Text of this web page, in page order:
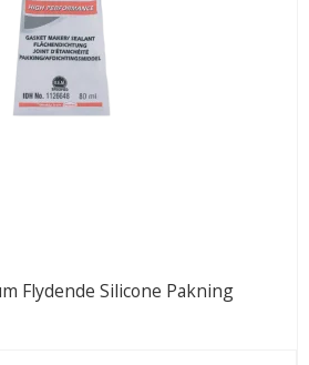
Flydende Silicone Pakning